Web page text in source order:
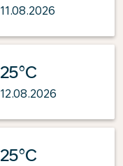
11.08.2026
25°C
12.08.2026
25°C